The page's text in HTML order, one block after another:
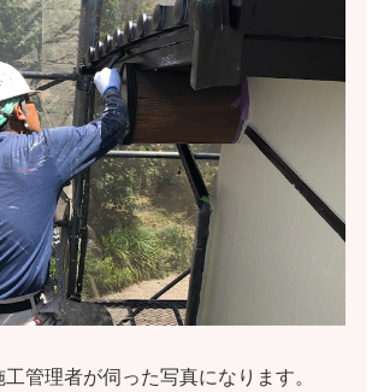
管理者が伺った写真になります。